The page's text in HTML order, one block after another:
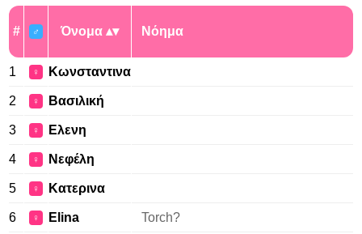
# ♂ Όνομα Νόημα
1 ♀ Κωνσταντινα
2 ♀ Βασιλική
3 ♀ Ελενη
4 ♀ Νεφέλη
5 ♀ Κατερινα
6 ♀ Elina Torch?